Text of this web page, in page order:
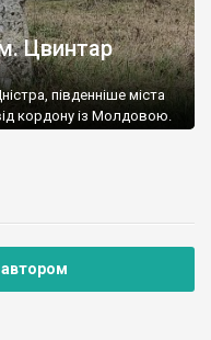
Цвинтар
південніше міста
кордону із Молдовою.